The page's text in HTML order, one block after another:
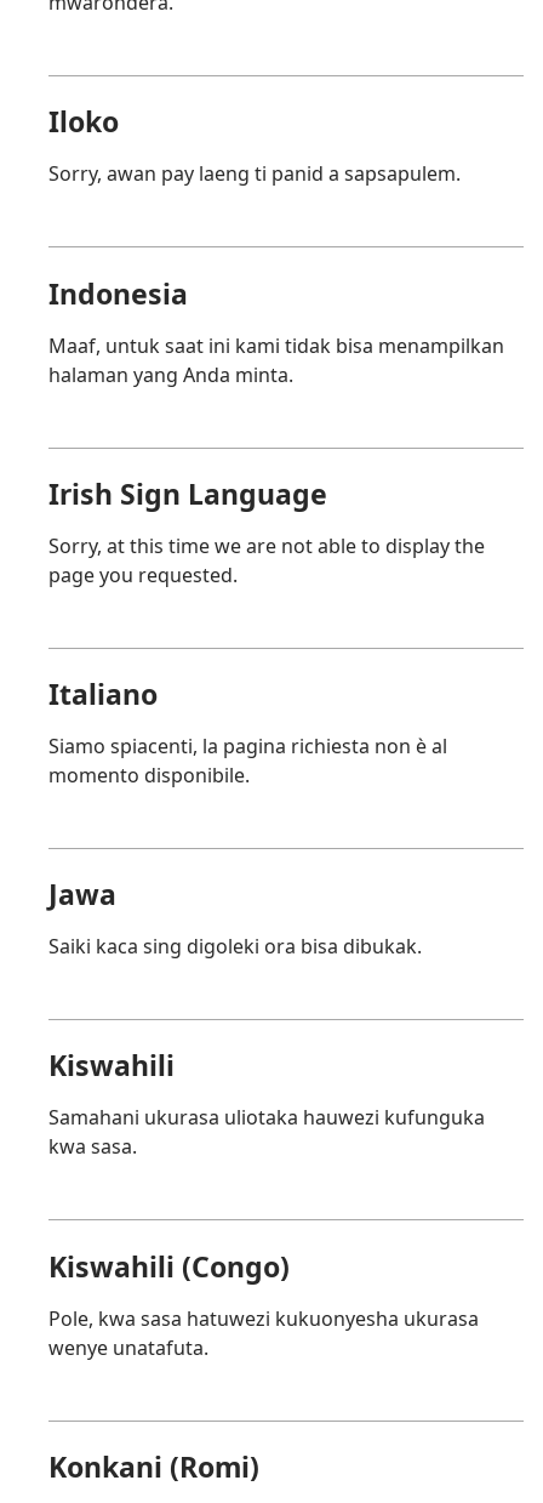
Iloko
Sorry, awan pay laeng ti panid a sapsapulem.
Indonesia
Maaf, untuk saat ini kami tidak bisa menampilkan
halaman yang Anda minta.
Irish Sign Language
Sorry, at this time we are not able to display the
page you requested.
Italiano
Siamo spiacenti, la pagina richiesta non è al
momento disponibile.
Jawa
Saiki kaca sing digoleki ora bisa dibukak.
Kiswahili
Samahani ukurasa uliotaka hauwezi kufunguka
kwa sasa.
Kiswahili (Congo)
Pole, kwa sasa hatuwezi kukuonyesha ukurasa
wenye unatafuta.
Konkani (Romi)